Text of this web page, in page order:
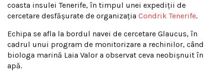
coasta insulei Tenerife, în timpul unei expediții de
cercetare desfășurate de organizația Condrik Tenerife.
Echipa se afla la bordul navei de cercetare Glaucus, în
cadrul unui program de monitorizare a rechinilor, când
biologa marină Laia Valor a observat ceva neobișnuit în
apă.